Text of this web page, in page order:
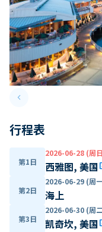
keyboard_arrow_leftPrevious slide
行程表
第1日
2026-06-28 (周
西雅图, 美国
第2日
2026-06-29 (周
海上
第3日
2026-06-30 (周
凯奇坎, 美国